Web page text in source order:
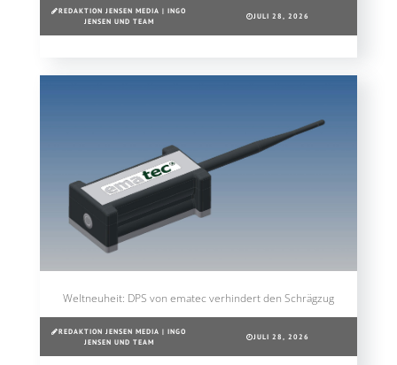
REDAKTION JENSEN MEDIA | INGO
JENSEN UND TEAM
JULI 28, 2026
Weltneuheit: DPS von ematec verhindert den Schrägzug
REDAKTION JENSEN MEDIA | INGO
JENSEN UND TEAM
JULI 28, 2026